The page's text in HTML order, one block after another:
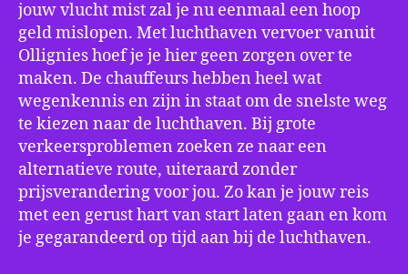
jouw vlucht mist zal je nu eenmaal een hoop
geld mislopen. Met luchthaven vervoer vanuit
Ollignies hoef je je hier geen zorgen over te
maken. De chauffeurs hebben heel wat
wegenkennis en zijn in staat om de snelste weg
te kiezen naar de luchthaven. Bij grote
verkeersproblemen zoeken ze naar een
alternatieve route, uiteraard zonder
prijsverandering voor jou. Zo kan je jouw reis
met een gerust hart van start laten gaan en kom
je gegarandeerd op tijd aan bij de luchthaven.